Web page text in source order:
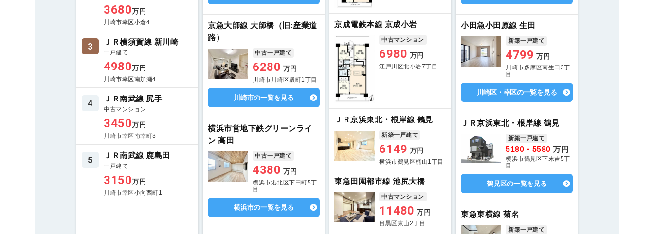
3680万円
川崎市幸区小倉4
3 ＪＲ横須賀線 新川崎
一戸建て
4980万円
川崎市幸区南加瀬4
4 ＪＲ南武線 尻手
中古マンション
3450万円
川崎市幸区南幸町3
5 ＪＲ南武線 鹿島田
一戸建て
3150万円
川崎市幸区小向西町1
京急大師線 大師橋（旧:産業道
路）
中古一戸建て
6280 万円
川崎市川崎区殿町1丁目
川崎市の一覧を見る
横浜市営地下鉄グリーンライ
ン 高田
中古一戸建て
4380 万円
横浜市港北区下田町5丁
目
横浜市の一覧を見る
京成電鉄本線 京成小岩
中古マンション
6980 万円
江戸川区北小岩7丁目
ＪＲ京浜東北・根岸線 鶴見
新築一戸建て
6149 万円
横浜市鶴見区梶山1丁目
東急田園都市線 池尻大橋
中古マンション
11480 万円
目黒区東山2丁目
小田急小田原線 生田
新築一戸建て
4799 万円
川崎市多摩区南生田3丁
目
川崎区・幸区の一覧を見る
ＪＲ京浜東北・根岸線 鶴見
新築一戸建て
5180・5580 万円
横浜市鶴見区下末吉5丁
目
鶴見区の一覧を見る
東急東横線 菊名
新築一戸建て